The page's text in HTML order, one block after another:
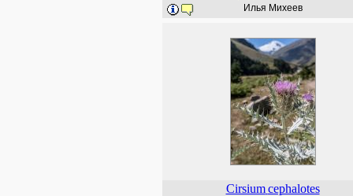
Илья Михеев
Cirsium cephalotes